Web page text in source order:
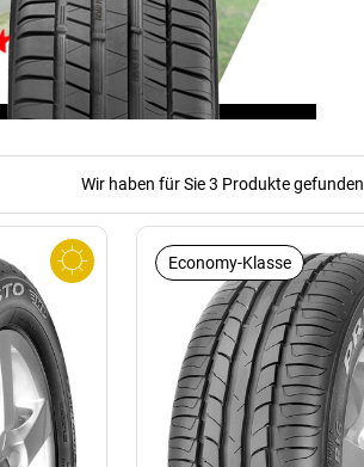
Wir haben für Sie 3 Produkte gefunden
Economy-Klasse